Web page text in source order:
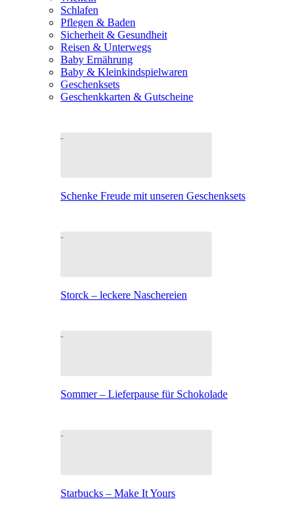
Schlafen
Pflegen & Baden
Sicherheit & Gesundheit
Reisen & Unterwegs
Baby Ernährung
Baby & Kleinkindspielwaren
Geschenksets
Geschenkkarten & Gutscheine
Schenke Freude mit unseren Geschenksets
Storck – leckere Naschereien
Sommer – Lieferpause für Schokolade
Starbucks – Make It Yours